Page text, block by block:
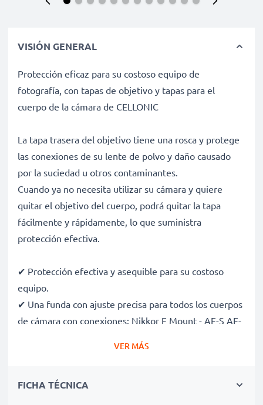
VISIÓN GENERAL
Protección eficaz para su costoso equipo de
fotografía, con tapas de objetivo y tapas para el
cuerpo de la cámara de CELLONIC
La tapa trasera del objetivo tiene una rosca y protege
las conexiones de su lente de polvo y daño causado
por la suciedad u otros contaminantes.
Cuando ya no necesita utilizar su cámara y quiere
quitar el objetivo del cuerpo, podrá quitar la tapa
fácilmente y rápidamente, lo que suministra
protección efectiva.
✔ Protección efectiva y asequible para su costoso
equipo.
✔ Una funda con ajuste precisa para todos los cuerpos
de cámara con conexiones: Nikkor F Mount - AF-S AF-
impactos de rayo
VER MÁS
FICHA TÉCNICA